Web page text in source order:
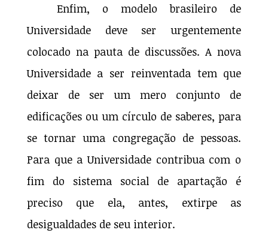
Enfim, o modelo brasileiro de
Universidade deve ser urgentemente
colocado na pauta de discussões. A nova
Universidade a ser reinventada tem que
deixar de ser um mero conjunto de
edificações ou um círculo de saberes, para
se tornar uma congregação de pessoas.
Para que a Universidade contribua com o
fim do sistema social de apartação é
preciso que ela, antes, extirpe as
desigualdades de seu interior.